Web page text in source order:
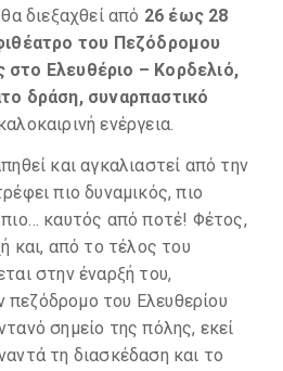
διεξαχθεί από 26 έως 28
του Πεζόδρομου
στο Ελευθέριο – Κορδελιό,
δράση, συναρπαστικό
ενέργεια.
και αγκαλιαστεί από την
πιο δυναμικός, πιο
καυτός από ποτέ! Φέτος,
και, από το τέλος του
στην έναρξή του,
του Ελευθερίου
σημείο της πόλης, εκεί
τη διασκέδαση και το